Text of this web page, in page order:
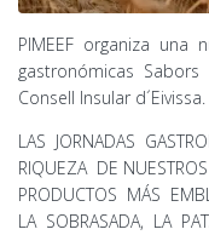
PIMEEF organiza una
gastronómicas Sabors
Consell Insular d´Eivissa.
LAS JORNADAS
RIQUEZA DE
PRODUCTOS MÁS
LA SOBRASADA, LA